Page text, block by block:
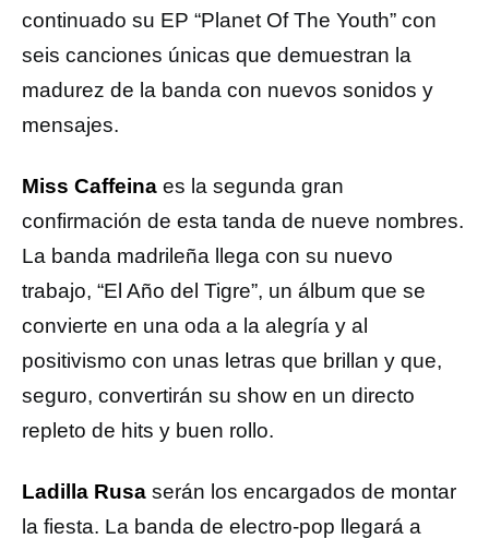
continuado su EP “Planet Of The Youth” con
seis canciones únicas que demuestran la
madurez de la banda con nuevos sonidos y
mensajes.
Miss Caffeina es la segunda gran
confirmación de esta tanda de nueve nombres.
La banda madrileña llega con su nuevo
trabajo, “El Año del Tigre”, un álbum que se
convierte en una oda a la alegría y al
positivismo con unas letras que brillan y que,
seguro, convertirán su show en un directo
repleto de hits y buen rollo.
Ladilla Rusa serán los encargados de montar
la fiesta. La banda de electro-pop llegará a